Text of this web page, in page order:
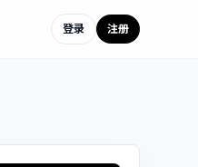
登录 注册